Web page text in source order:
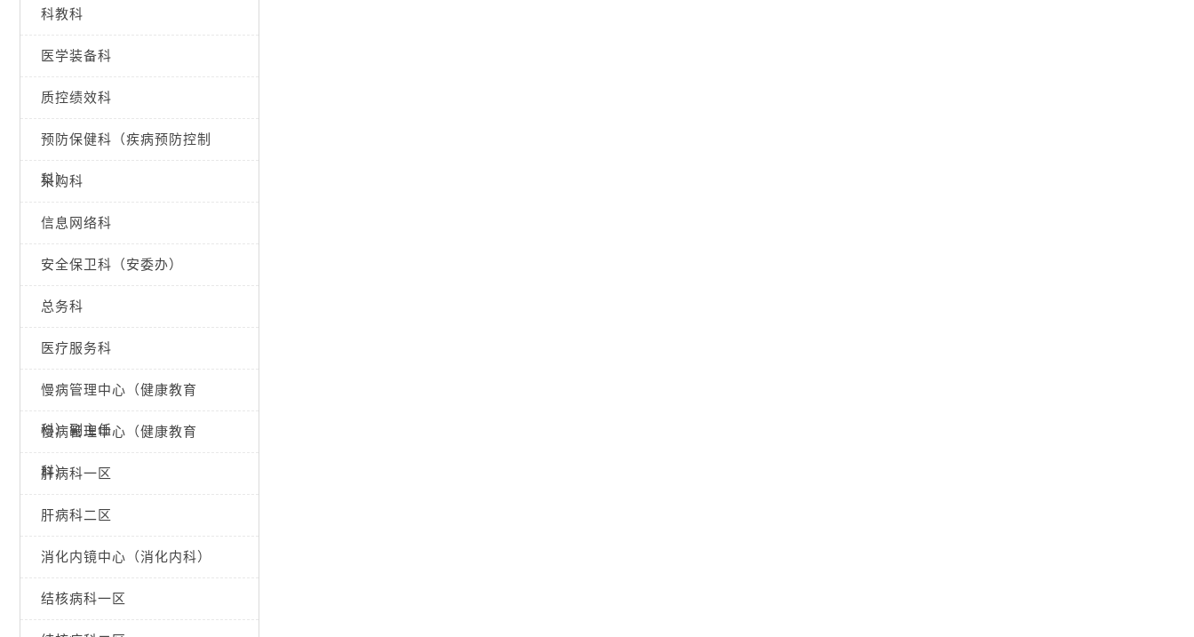
科教科
医学装备科
质控绩效科
预防保健科（疾病预防控制
科）
采购科
信息网络科
安全保卫科（安委办）
总务科
医疗服务科
慢病管理中心（健康教育
科）副主任
慢病管理中心（健康教育
科）
肝病科一区
肝病科二区
消化内镜中心（消化内科）
结核病科一区